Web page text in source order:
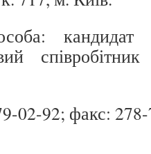
кандидат
02-92; факс: